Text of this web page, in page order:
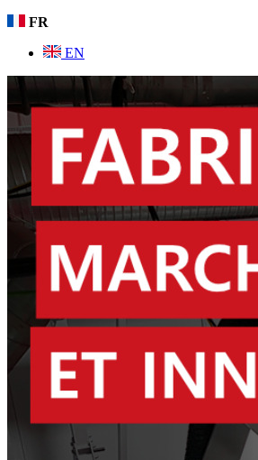
FR
EN